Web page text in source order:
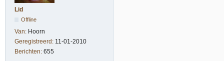
Lid
Offline
Van: Hoorn
Geregistreerd: 11-01-2010
Berichten: 655